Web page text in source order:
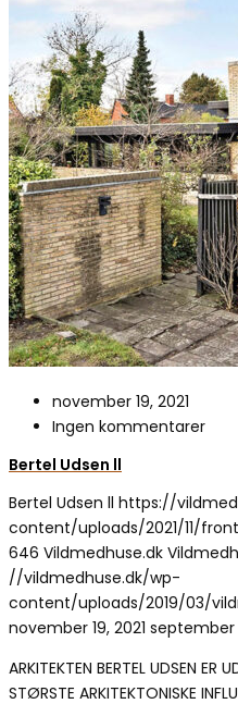
november 19, 2021
Ingen kommentarer
Bertel Udsen ll
Bertel Udsen ll https://
content/uploads/2021/11/
646 Vildmedhuse.dk
//vildmedhuse.dk/wp-
content/uploads/2019/03/
november 19, 2021 september
ARKITEKTEN BERTEL UDSEN ER
STØRSTE ARKITEKTONISKE